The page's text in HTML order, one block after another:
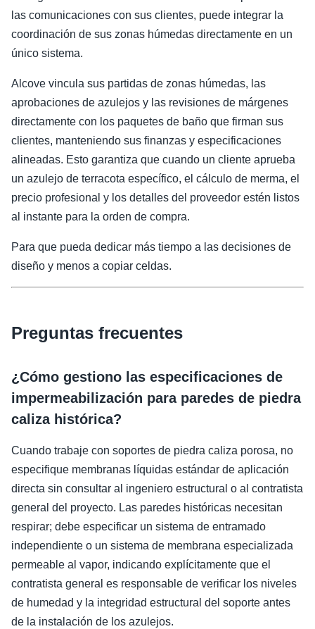
las comunicaciones con sus clientes, puede integrar la
coordinación de sus zonas húmedas directamente en un
único sistema.
Alcove vincula sus partidas de zonas húmedas, las
aprobaciones de azulejos y las revisiones de márgenes
directamente con los paquetes de baño que firman sus
clientes, manteniendo sus finanzas y especificaciones
alineadas. Esto garantiza que cuando un cliente aprueba
un azulejo de terracota específico, el cálculo de merma, el
precio profesional y los detalles del proveedor estén listos
al instante para la orden de compra.
Para que pueda dedicar más tiempo a las decisiones de
diseño y menos a copiar celdas.
Preguntas frecuentes
¿Cómo gestiono las especificaciones de
impermeabilización para paredes de piedra
caliza histórica?
Cuando trabaje con soportes de piedra caliza porosa, no
especifique membranas líquidas estándar de aplicación
directa sin consultar al ingeniero estructural o al contratista
general del proyecto. Las paredes históricas necesitan
respirar; debe especificar un sistema de entramado
independiente o un sistema de membrana especializada
permeable al vapor, indicando explícitamente que el
contratista general es responsable de verificar los niveles
de humedad y la integridad estructural del soporte antes
de la instalación de los azulejos.